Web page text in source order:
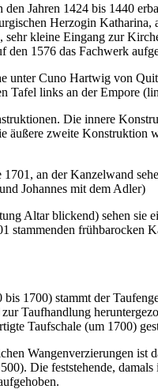
Jahren 1424 bis 1440
Herzogin
sehr kleine Eingang zur
den 1576 das Fachwerk
unter Cuno Hartwig von
Tafel links an der Empore
Die innere
äußere zweite Konstruktion
1701, an der Kanzelwand
Johannes mit dem Adler)
Altar blickend) sehen sie
stammenden frühbarocken
1700) stammt der
Taufhandlung
Taufschale (um 1700)
Wangenverzierungen ist
Die feststehende,